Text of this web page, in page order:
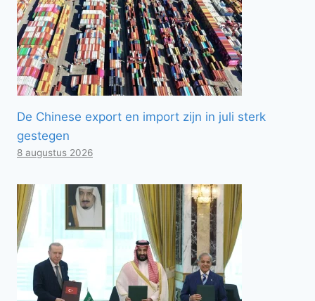
De Chinese export en import zijn in juli sterk
gestegen
8 augustus 2026